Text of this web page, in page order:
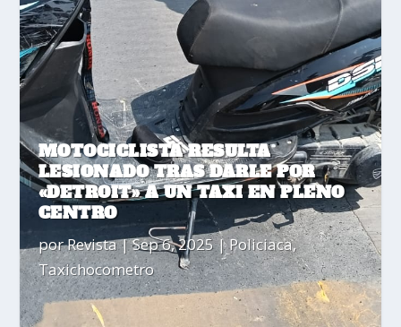
MOTOCICLISTA RESULTA
LESIONADO TRAS DARLE POR
«DETROIT» A UN TAXI EN PLENO
CENTRO
porRevista|Sep 6, 2025|Policiaca,
Taxichocometro